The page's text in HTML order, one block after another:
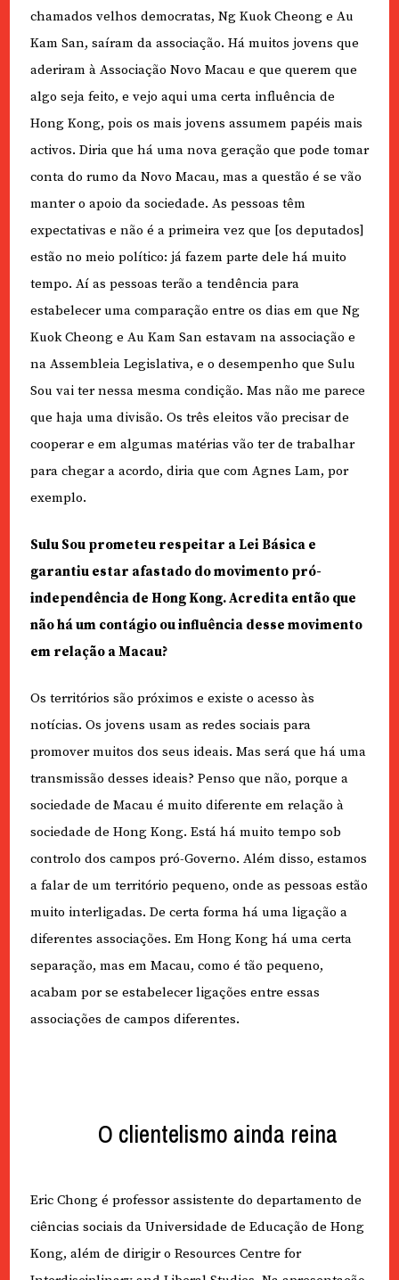
chamados velhos democratas, Ng Kuok Cheong e Au
Kam San, saíram da associação. Há muitos jovens que
aderiram à Associação Novo Macau e que querem que
algo seja feito, e vejo aqui uma certa influência de
Hong Kong, pois os mais jovens assumem papéis mais
activos. Diria que há uma nova geração que pode tomar
conta do rumo da Novo Macau, mas a questão é se vão
manter o apoio da sociedade. As pessoas têm
expectativas e não é a primeira vez que [os deputados]
estão no meio político: já fazem parte dele há muito
tempo. Aí as pessoas terão a tendência para
estabelecer uma comparação entre os dias em que Ng
Kuok Cheong e Au Kam San estavam na associação e
na Assembleia Legislativa, e o desempenho que Sulu
Sou vai ter nessa mesma condição. Mas não me parece
que haja uma divisão. Os três eleitos vão precisar de
cooperar e em algumas matérias vão ter de trabalhar
para chegar a acordo, diria que com Agnes Lam, por
exemplo.
Sulu Sou prometeu respeitar a Lei Básica e
garantiu estar afastado do movimento pró-
independência de Hong Kong. Acredita então que
não há um contágio ou influência desse movimento
em relação a Macau?
Os territórios são próximos e existe o acesso às
notícias. Os jovens usam as redes sociais para
promover muitos dos seus ideais. Mas será que há uma
transmissão desses ideais? Penso que não, porque a
sociedade de Macau é muito diferente em relação à
sociedade de Hong Kong. Está há muito tempo sob
controlo dos campos pró-Governo. Além disso, estamos
a falar de um território pequeno, onde as pessoas estão
muito interligadas. De certa forma há uma ligação a
diferentes associações. Em Hong Kong há uma certa
separação, mas em Macau, como é tão pequeno,
acabam por se estabelecer ligações entre essas
associações de campos diferentes.
O clientelismo ainda reina
Eric Chong é professor assistente do departamento de
ciências sociais da Universidade de Educação de Hong
Kong, além de dirigir o Resources Centre for